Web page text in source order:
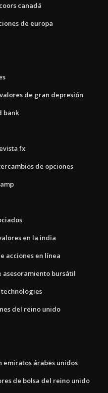
canadá
de europa
de gran depresión
bank
fx
de opciones
en la india
acciones en línea
asesoramiento bursátil
del reino unido
emiratos árabes unidos
de bolsa del reino unido